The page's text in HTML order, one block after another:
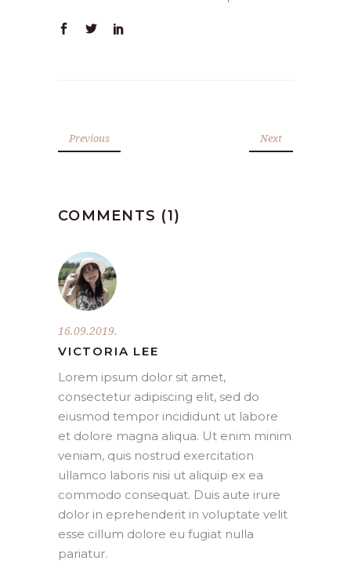
Previous Next
COMMENTS (1)
16.09.2019.
VICTORIA LEE
Lorem ipsum dolor sit amet,
consectetur adipiscing elit, sed do
eiusmod tempor incididunt ut labore
et dolore magna aliqua. Ut enim minim
veniam, quis nostrud exercitation
ullamco laboris nisi ut aliquip ex ea
commodo consequat. Duis aute irure
dolor in eprehenderit in voluptate velit
esse cillum dolore eu fugiat nulla
pariatur.